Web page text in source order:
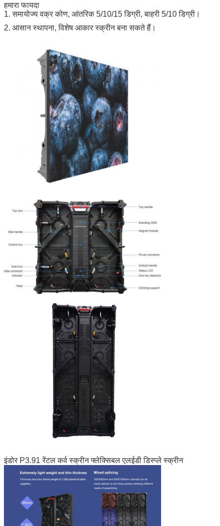
हमारा फायदा
1. समायोज्य वक्र कोण, आंतरिक 5/10/15 डिग्री, बाहरी 5/10 डिग्री।
2. आसान स्थापना, विशेष आकार स्क्रीन बना सकते हैं।
इंडोर P3.91 रेंटल कर्व स्क्रीन फ्लेक्सिबल एलईडी डिस्प्ले स्क्रीन